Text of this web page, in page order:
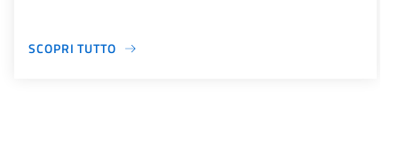
SCOPRI TUTTO